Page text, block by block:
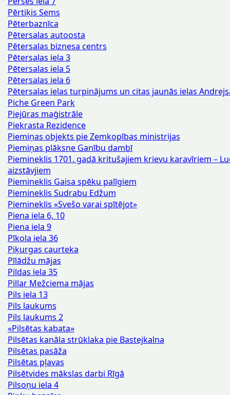
Pērtiķis Sems
Pēterbaznīca
Pētersalas autoosta
Pētersalas biznesa centrs
Pētersalas iela 3
Pētersalas iela 5
Pētersalas iela 6
Pētersalas ielas turpinājums un citas jaunās ielas
Piche Green Park
Piejūras maģistrāle
Piekrasta Rezidence
Piemiņas objekts pie Zemkopības ministrijas
Piemiņas plāksne Ganību dambī
Piemineklis 1701. gadā kritušajiem krievu karavīriem –
aizstāvjiem
Piemineklis Gaisa spēku palīgiem
Piemineklis Sudrabu Edžum
Piemineklis «Svešo varai spītējot»
Piena iela 6, 10
Piena iela 9
Pīkola iela 36
Piķurgas caurteka
Pīlādžu mājas
Pildas iela 35
Pillar Mežciema mājas
Pils iela 13
Pils laukums
Pils laukums 2
«Pilsētas kabata»
Pilsētas kanāla strūklaka pie Bastejkalna
Pilsētas pasāža
Pilsētas pļavas
Pilsētvides mākslas darbi Rīgā
Pilsoņu iela 4